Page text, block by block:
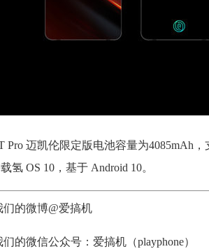
Pro 迈凯伦限定版电池容量为4085mAh
氢 OS 10，基于 Android 10。
们的微博@爱搞机
的微信公众号：爱搞机（playphone）